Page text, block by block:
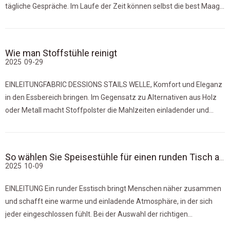
tägliche Gespräche. Im Laufe der Zeit können selbst die best Maage
Wie man Stoffstühle reinigt
EINLEITUNGFABRIC DESSIONS STAILS WELLE, Komfort und Eleganz
in den Essbereich bringen. Im Gegensatz zu Alternativen aus Holz
oder Metall macht Stoffpolster die Mahlzeiten einladender und
2025 09-29
EINLEITUNG Ein runder Esstisch bringt Menschen näher zusammen
und schafft eine warme und einladende Atmosphäre, in der sich
jeder eingeschlossen fühlt. Bei der Auswahl der richtigen
2025 10-09